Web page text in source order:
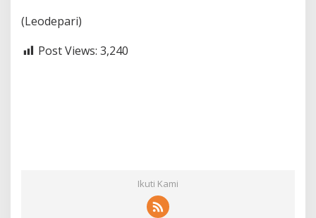
(Leodepari)
Post Views: 3,240
Ikuti Kami